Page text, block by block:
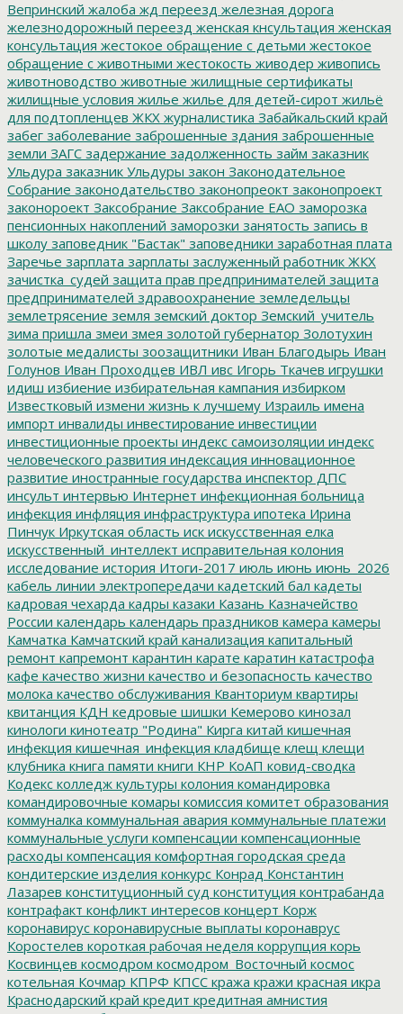
Вепринский жалоба жд переезд железная дорога
железнодорожный переезд женская кнсультация женская
консультация жестокое обращение с детьми жестокое
обращение с животными жестокость живодер живопись
животноводство животные жилищные сертификаты
жилищные условия жилье жилье для детей-сирот жильё
для подтопленцев ЖКХ журналистика Забайкальский край
забег заболевание заброшенные здания заброшенные
земли ЗАГС задержание задолженность займ заказник
Ульдура заказник Ульдуры закон Законодательное
Собрание законодательство законопреокт законопроект
законороект Заксобрание Заксобрание ЕАО заморозка
пенсионных накоплений заморозки занятость запись в
школу заповедник "Бастак" заповедники заработная плата
Заречье зарплата зарплаты заслуженный работник ЖКХ
зачистка_судей защита прав предпринимателей защита
предпринимателей здравоохранение земледельцы
землетрясение земля земский доктор Земский_учитель
зима пришла змеи змея золотой губернатор Золотухин
золотые медалисты зоозащитники Иван Благодырь Иван
Голунов Иван Проходцев ИВЛ ивс Игорь Ткачев игрушки
идиш избиение избирательная кампания избирком
Известковый измени жизнь к лучшему Израиль имена
импорт инвалиды инвестирование инвестиции
инвестиционные проекты индекс самоизоляции индекс
человеческого развития индексация инновационное
развитие иностранные государства инспектор ДПС
инсульт интервью Интернет инфекционная больница
инфекция инфляция инфраструктура ипотека Ирина
Пинчук Иркутская область иск искусственная елка
искусственный_интеллект исправительная колония
исследование история Итоги-2017 июль июнь июнь_2026
кабель линии электропередачи кадетский бал кадеты
кадровая чехарда кадры казаки Казань Казначейство
России календарь календарь праздников камера камеры
Камчатка Камчатский край канализация капитальный
ремонт капремонт карантин карате каратин катастрофа
кафе качество жизни качество и безопасность качество
молока качество обслуживания Кванториум квартиры
квитанция КДН кедровые шишки Кемерово кинозал
кинологи кинотеатр "Родина" Кирга китай кишечная
инфекция кишечная_инфекция кладбище клещ клещи
клубника книга памяти книги КНР КоАП ковид-сводка
Кодекс колледж культуры колония командировка
командировочные комары комиссия комитет образования
коммуналка коммунальная авария коммунальные платежи
коммунальные услуги компенсации компенсационные
расходы компенсация комфортная городская среда
кондитерские изделия конкурс Конрад Константин
Лазарев конституционный суд конституция контрабанда
контрафакт конфликт интересов концерт Корж
коронавирус коронавирусные выплаты коронаврус
Коростелев короткая рабочая неделя коррупция корь
Косвинцев космодром космодром_Восточный космос
котельная Кочмар КПРФ КПСС кража кражи красная икра
Краснодарский край кредит кредитная амнистия